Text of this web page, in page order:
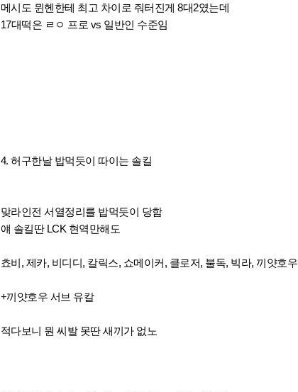
메시도 뮌헨한테 최고 차이로 줘터진게 8대2였는데
17대떡은 ㄹㅇ 프로 vs 일반인 수준임
4. 허구한날 밥먹듯이 따이는 솔킬
맞라인전 서열정리를 밥먹듯이 당함
얘 솔킬딴 LCK 현역만해도
쵸비, 제카, 비디디, 칼릭스, 쇼메이커, 클로저, 불독, 빅라, 끼얏호우
+끼얏호우 서브 유칼
적다보니 뭔 씨발 못딴 새끼가 없노